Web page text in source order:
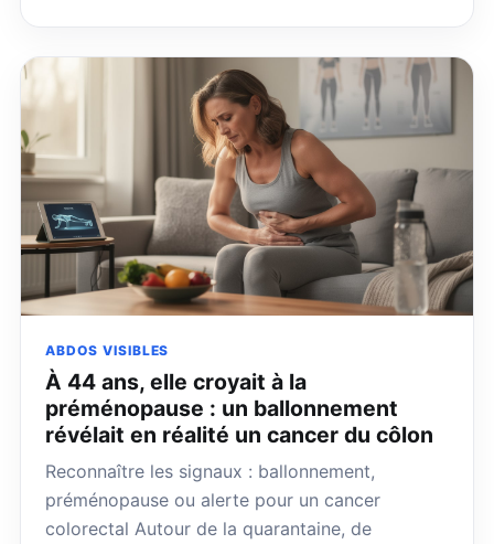
ABDOS VISIBLES
À 44 ans, elle croyait à la
préménopause : un ballonnement
révélait en réalité un cancer du côlon
Reconnaître les signaux : ballonnement,
préménopause ou alerte pour un cancer
colorectal Autour de la quarantaine, de